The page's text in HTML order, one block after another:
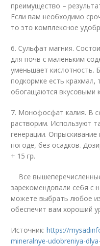
преимущество –
Если вам необходимо
то это комплексное
6. Сульфат магния.
для почв с маленьким
уменьшает кислотность.
подкормке есть
обогащаются вкусовыми
7. Монофосфат калия. В
растворим. Используют
генерации.
погоде, без осадков.
+ 15 гр.
Все
зарекомендовали себя с
можете выбрать любое
обеспечит вам хороший
Источник:https://
mineralnye-udobreniya-